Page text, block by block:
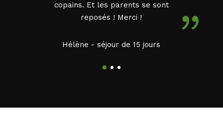
copains. Et les parents se sont
reposés ! Merci !
”
Hélène -séjour de 15 jours